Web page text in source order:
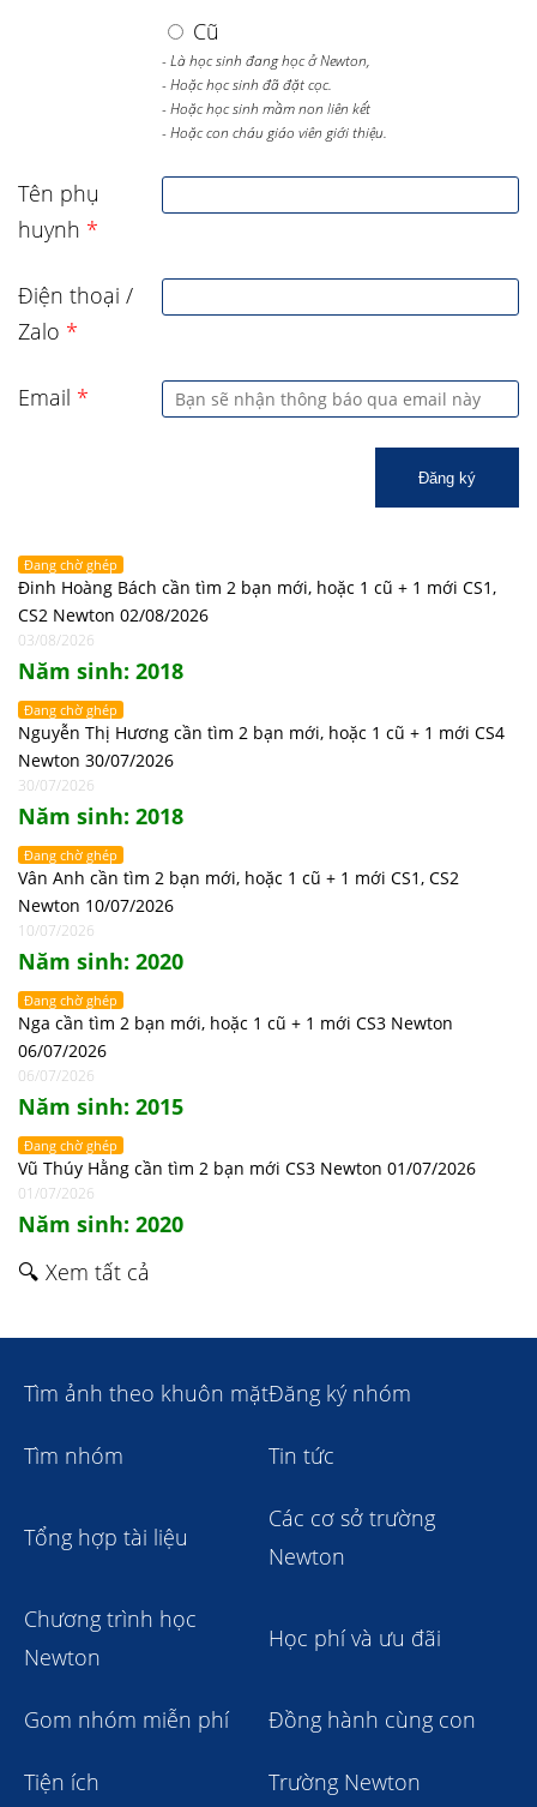
Cũ
- Là học sinh đang học ở Newton,
- Hoặc học sinh đã đặt cọc.
- Hoặc học sinh mầm non liên kết
- Hoặc con cháu giáo viên giới thiệu.
Tên phụ
huynh *
Điện thoại /
Zalo *
Email *
Đăng ký
Đang chờ ghép
Đinh Hoàng Bách cần tìm 2 bạn mới, hoặc 1 cũ + 1 mới CS1,
CS2 Newton 02/08/2026
03/08/2026
Năm sinh: 2018
Đang chờ ghép
Nguyễn Thị Hương cần tìm 2 bạn mới, hoặc 1 cũ + 1 mới CS4
Newton 30/07/2026
30/07/2026
Năm sinh: 2018
Đang chờ ghép
Vân Anh cần tìm 2 bạn mới, hoặc 1 cũ + 1 mới CS1, CS2
Newton 10/07/2026
10/07/2026
Năm sinh: 2020
Đang chờ ghép
Nga cần tìm 2 bạn mới, hoặc 1 cũ + 1 mới CS3 Newton
06/07/2026
06/07/2026
Năm sinh: 2015
Đang chờ ghép
Vũ Thúy Hằng cần tìm 2 bạn mới CS3 Newton 01/07/2026
01/07/2026
Năm sinh: 2020
🔍 Xem tất cả
Tìm ảnh theo khuôn mặtĐăng ký nhóm
Tìm nhóm Tin tức
Tổng hợp tài liệu
Các cơ sở trường
Newton
Chương trình học
Newton
Học phí và ưu đãi
Gom nhóm miễn phí Đồng hành cùng con
Tiện ích Trường Newton